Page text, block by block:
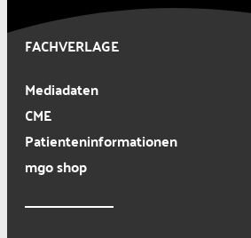
FACHVERLAGE
Mediadaten
CME
Patienteninformationen
mgo shop